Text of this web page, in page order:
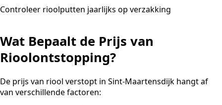
Controleer rioolputten jaarlijks op verzakking
Wat Bepaalt de Prijs van
Rioolontstopping?
De prijs van riool verstopt in Sint-Maartensdijk hangt af
van verschillende factoren: